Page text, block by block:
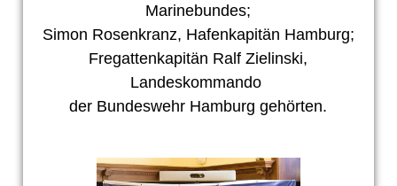
Marinebundes;
Simon Rosenkranz, Hafenkapitän Hamburg;
Fregattenkapitän Ralf Zielinski,
Landeskommando
der Bundeswehr Hamburg gehörten.